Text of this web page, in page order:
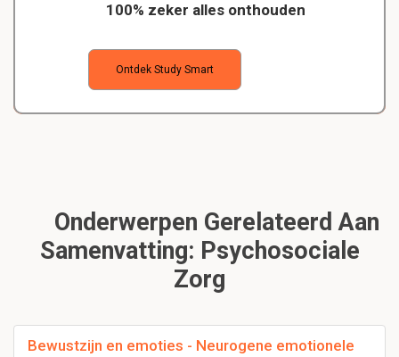
100% zeker alles onthouden
Ontdek Study Smart
Onderwerpen Gerelateerd Aan
Samenvatting: Psychosociale
Zorg
Bewustzijn en emoties - Neurogene emotionele